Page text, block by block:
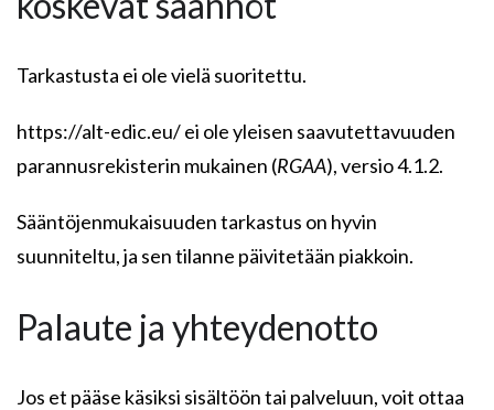
Tarkastusta ei ole vielä suoritettu.
https://alt-edic.eu/ ei ole yleisen saavutettavuuden
parannusrekisterin mukainen (RGAA), versio 4.1.2.
Sääntöjenmukaisuuden tarkastus on hyvin
suunniteltu, ja sen tilanne päivitetään piakkoin.
Palaute ja yhteydenotto
Jos et pääse käsiksi sisältöön tai palveluun, voit ottaa